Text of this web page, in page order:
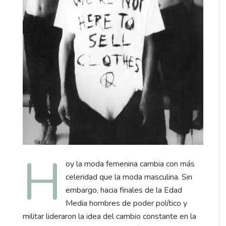
H
oy la moda femenina cambia con más
celeridad que la moda masculina. Sin
embargo, hacia finales de la Edad
Media hombres de poder político y
militar lideraron la idea del cambio constante en la